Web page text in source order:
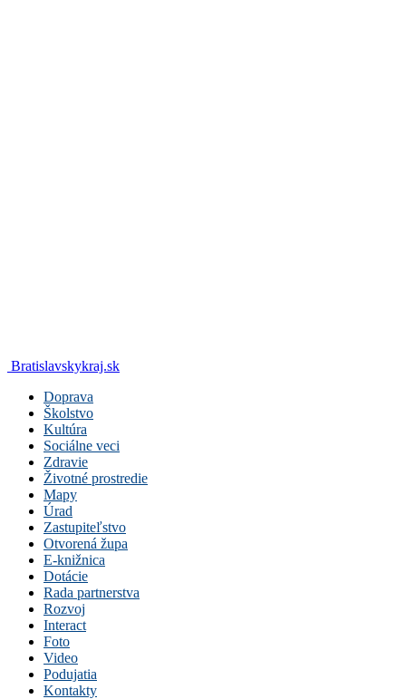
Bratislavskykraj.sk
Doprava
Školstvo
Kultúra
Sociálne veci
Zdravie
Životné prostredie
Mapy
Úrad
Zastupiteľstvo
Otvorená župa
E-knižnica
Dotácie
Rada partnerstva
Rozvoj
Interact
Foto
Video
Podujatia
Kontakty